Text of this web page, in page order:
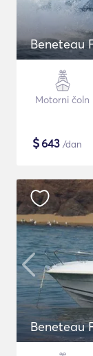
Beneteau
Motorni čoln
$643 /dan
Beneteau